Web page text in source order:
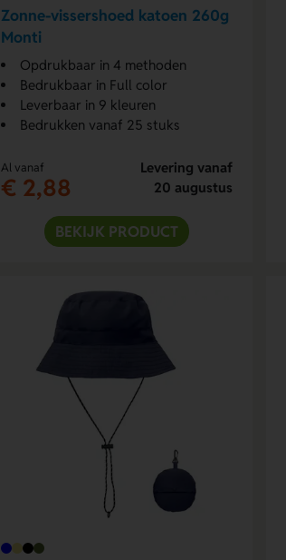
Zonne-vissershoed katoen 260g
Monti
Opdrukbaar in 4 methoden
Bedrukbaar in Full color
Leverbaar in 9 kleuren
Bedrukken vanaf 25 stuks
Al vanaf
€ 2,88
Levering vanaf
20 augustus
BEKIJK PRODUCT